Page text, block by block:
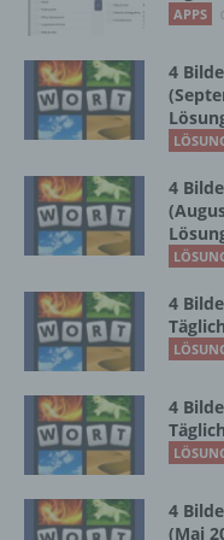
APPS
4
4
4
4
4
(Mai
b) betroffene
Betroffene
Verarbeitung
c)
Verarbeitung
Vorgang oder
Daten wie
Organisation,
die
Auslesen, das
die
Verbreitung